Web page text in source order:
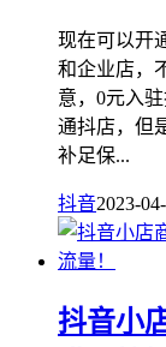
现在可以开
和企业店，
意，0元入
通抖店，但
补足保...
抖音2023-
抖音小